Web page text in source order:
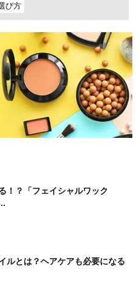
び方
！？「フェイシャルワック
ルとは？ヘアケアも必要になる